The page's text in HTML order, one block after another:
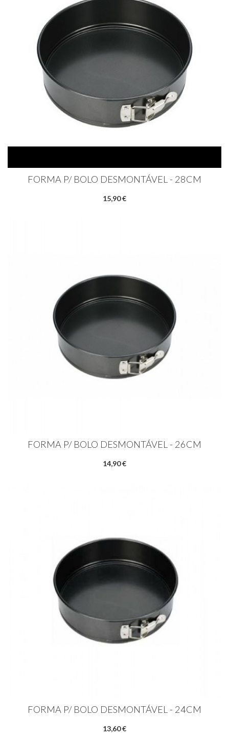
FORMA P/ BOLO DESMONTÁVEL - 28CM
15,90 €
FORMA P/ BOLO DESMONTÁVEL - 26CM
14,90 €
FORMA P/ BOLO DESMONTÁVEL - 24CM
13,60 €